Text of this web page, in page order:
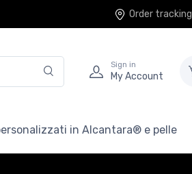
Order tracking
Sign in
My Account
in Alcantara® e pelle